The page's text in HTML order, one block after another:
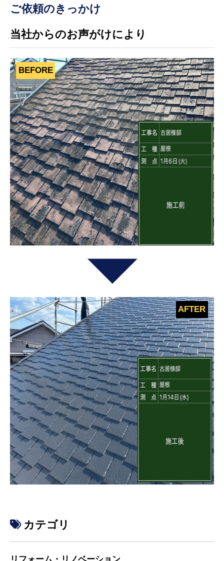
ご依頼のきっかけ
当社からのお声がけにより
カテゴリ
リフォーム・リノベーション